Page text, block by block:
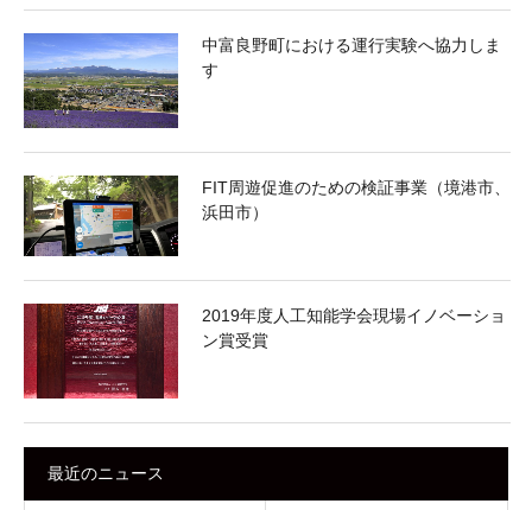
中富良野町における運行実験へ協力しま
す
FIT周遊促進のための検証事業（境港市、
浜田市）
2019年度人工知能学会現場イノベーショ
ン賞受賞
最近のニュース